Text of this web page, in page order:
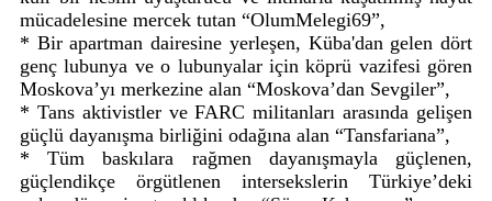
mücadelesine mercek tutan “OlumMelegi69”,
* Bir apartman dairesine yerleşen, Küba'dan gelen dört
genç lubunya ve o lubunyalar için köprü vazifesi gören
Moskova’yı merkezine alan “Moskova’dan Sevgiler”,
* Tans aktivistler ve FARC militanları arasında gelişen
güçlü dayanışma birliğini odağına alan “Tansfariana”,
* Tüm baskılara rağmen dayanışmayla güçlenen,
güçlendikçe örgütlenen intersekslerin Türkiye’deki